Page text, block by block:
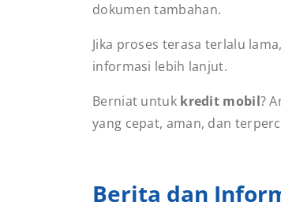
dokumen tambahan.
Jika proses terasa terlalu
informasi lebih lanjut.
Berniat untuk kredit mobil?
yang cepat, aman, dan
Berita dan